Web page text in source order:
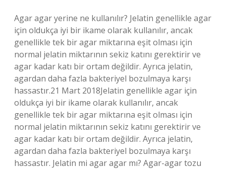
Agar agar yerine ne kullanılır? Jelatin genellikle agar
için oldukça iyi bir ikame olarak kullanılır, ancak
genellikle tek bir agar miktarına eşit olması için
normal jelatin miktarının sekiz katını gerektirir ve
agar kadar katı bir ortam değildir. Ayrıca jelatin,
agardan daha fazla bakteriyel bozulmaya karşı
hassastır.21 Mart 2018Jelatin genellikle agar için
oldukça iyi bir ikame olarak kullanılır, ancak
genellikle tek bir agar miktarına eşit olması için
normal jelatin miktarının sekiz katını gerektirir ve
agar kadar katı bir ortam değildir. Ayrıca jelatin,
agardan daha fazla bakteriyel bozulmaya karşı
hassastır. Jelatin mi agar agar mı? Agar-agar tozu